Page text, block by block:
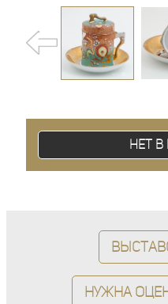
Нет
Нужна